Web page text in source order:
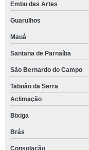
Embu das Artes
Guarulhos
Mauá
Santana de Parnaíba
São Bernardo do Campo
Taboão da Serra
Aclimação
Bixiga
Brás